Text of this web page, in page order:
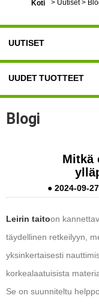
Koti > Uutiset >
UUTISET
UUDET TUOTTEET
Blogi
Mitkä
● 2024-09-27
Leirin taitoon
täydellinen retkeilyyn,
yksinkertaisesti
korkealaatuisista
Se on suunniteltu